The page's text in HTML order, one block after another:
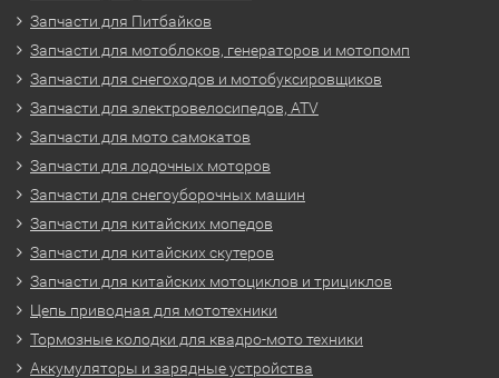
Запчасти для Питбайков
Запчасти для мотоблоков, генераторов и мотопомп
Запчасти для снегоходов и мотобуксировщиков
Запчасти для электровелосипедов, ATV
Запчасти для мото самокатов
Запчасти для лодочных моторов
Запчасти для снегоуборочных машин
Запчасти для китайских мопедов
Запчасти для китайских скутеров
Запчасти для китайских мотоциклов и трициклов
Цепь приводная для мототехники
Тормозные колодки для квадро-мото техники
Аккумуляторы и зарядные устройства